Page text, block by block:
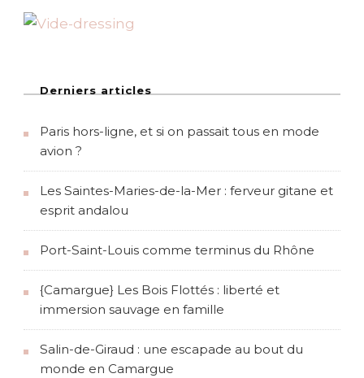
Derniers articles
Paris hors-ligne, et si on passait tous en mode
avion ?
Les Saintes-Maries-de-la-Mer : ferveur gitane et
esprit andalou
Port-Saint-Louis comme terminus du Rhône
{Camargue} Les Bois Flottés : liberté et
immersion sauvage en famille
Salin-de-Giraud : une escapade au bout du
monde en Camargue